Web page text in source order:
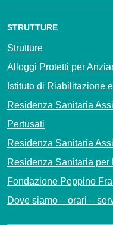
STRUTTURE
Strutture
Alloggi Protetti per
Istituto di Riabilitazione
Residenza Sanitaria
Pertusati
Residenza Sanitaria
Residenza Sanitaria
Fondazione Peppino
Dove siamo – orari –